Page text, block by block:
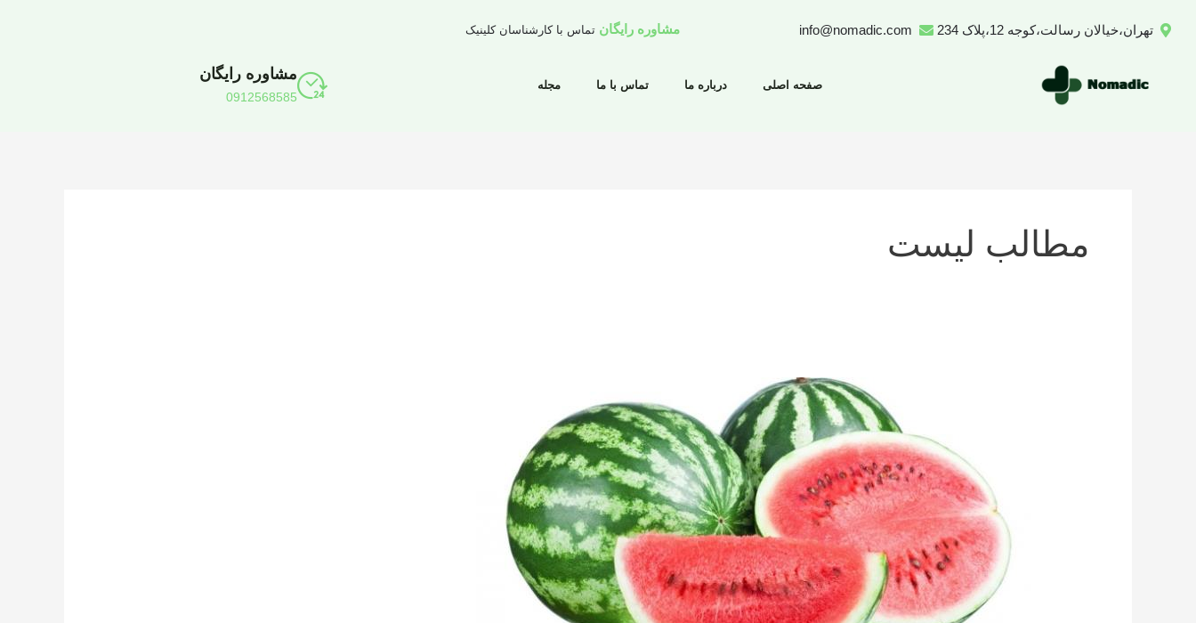
تهران،خیالان رسالت،کوجه 12،پلاک 234 info@nomadic.com مشاوره رایگان تماس با کارشناسان کلینیک
صفحه اصلی درباره ما تماس با ما مجله
مشاوره رایگان
0912568585
مطالب لیست